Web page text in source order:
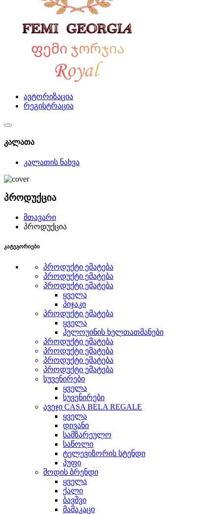
ავტორიზაცია
რეგისტრაცია
კალათა
კალათის ნახვა
პროდუქცია
მთავარი
პროდუქცია
კატეგორიები
პროდუქტი ემატება
პროდუქტი ემატება
პროდუქტი ემატება
ყველა
პიჯაკი
პროდუქტი ემატება
ყველა
ჰელოუინის ხელთათმანები
პროდუქტი ემატება
პროდუქტი ემატება
პროდუქტი ემატება
პროდუქტი ემატება
სუვენირები
ყველა
სუვენირები
ავეჯი CASA BELA REGALE
ყველა
დივანი
სამზარეულო
საწოლი
ტელევიზორის სტენდი
პუფი
მოდის ბრენდი
ყველა
ქალი
ბავშვი
მამაკაცი